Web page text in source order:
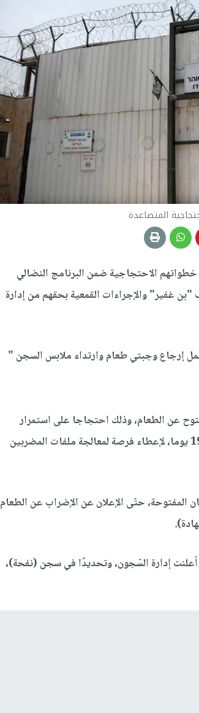
المتصاعدة
الاحتجاجية ضمن البرنامج النضالي
المتطرف "بن غفير" والإجراءات القمعية بحقهم من إدارة
إرجاع وجبتي طعام وارتداء ملابس السجن "
عن الطعام، وذلك احتجاجا على استمرار
وتجديد أوامر اعتقالهم الإداري، ثم قرروا تعليق إضرابهم بعد 19 يوما، لإعطاء فرصة لمعالجة ملفات المضربين
المفتوحة، حتّى الإعلان عن الإضراب عن الطعام
أنّ أعلنت إدارة السّجون، وتحديدًا في سجن (نفحة)،